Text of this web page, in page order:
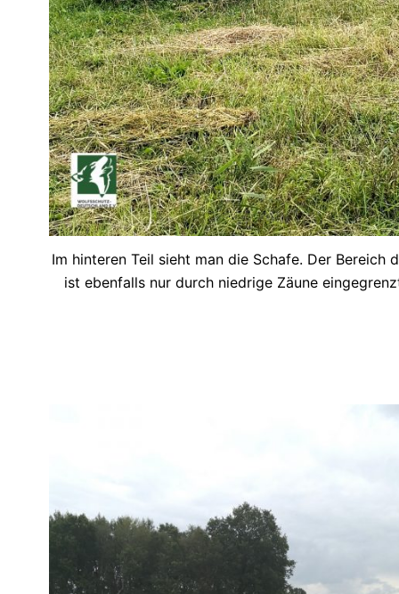
Im hinteren Teil sieht man die Schafe. Der Bereich
ist ebenfalls nur durch niedrige Zäune